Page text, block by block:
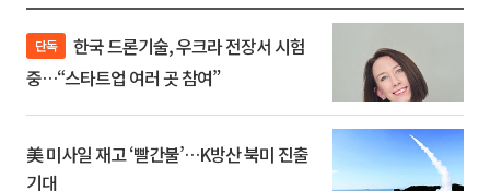
단독
중…“스타트업 여러 곳 참여”
美 미사일 재고 ‘빨간불’…K방산 북미 진출
기대